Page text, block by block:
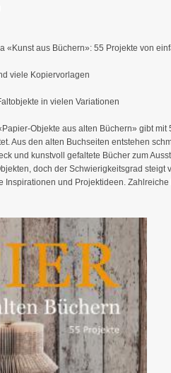
«Kunst aus Büchern»: 55 Projekte von
viele Kopiervorlagen
in vielen Variationen
Objekte aus alten Büchern» gibt
Aus den alten Buchseiten entstehen
und kunstvoll gefaltete Bücher zum
doch der Schwierigkeitsgrad
Inspirationen und Projektideen.